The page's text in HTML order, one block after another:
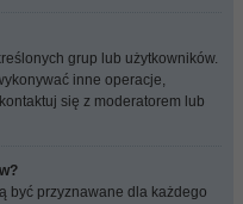
grup lub użytkowników.
inne operacje,
się z moderatorem lub
być przyznawane dla każdego